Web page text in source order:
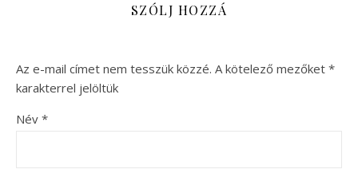
SZÓLJ HOZZÁ
Az e-mail címet nem tesszük közzé. A kötelező mezőket *
karakterrel jelöltük
Név *